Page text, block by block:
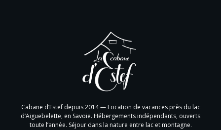
Cabane d’Estef depuis 2014 — Location de vacances près du lac
d’Aiguebelette, en Savoie. Hébergements indépendants, ouverts
toute l’année. Séjour dans la nature entre lac et montagne.